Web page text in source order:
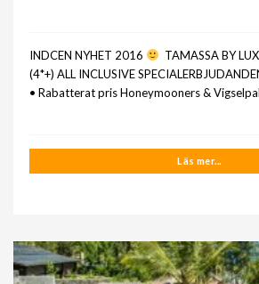
INDCEN NYHET 2016
TAMASSA BY
(4*+) ALL INCLUSIVE
• Rabatterat pris Honeymooners &
Läs mer...